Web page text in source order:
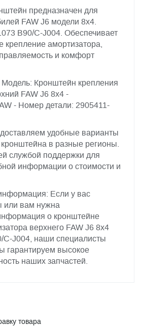
предназначен для
FAW J6 модели 8x4.
B90/C-J004. Обеспечивает
крепление амортизатора,
и комфорт
Модель: Кронштейн крепления
FAW J6 8x4 -
- Номер детали: 2905411-
удобные варианты
кронштейна в разные регионы.
службой поддержки для
информации о стоимости и
Если у вас
или вам нужна
о кронштейне
верхнего FAW J6 8x4
C-J004, наши специалисты
гарантируем высокое
наших запчастей.
товара